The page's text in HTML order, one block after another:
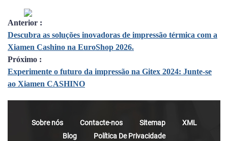
Anterior :
Descubra as soluções inovadoras de impressão térmica com a
Xiamen Cashino na EuroShop 2026.
Próximo :
Experimente o futuro da impressão na Gitex 2024: Junte-se
ao Xiamen CASHINO
Sobre nós Contacte-nos Sitemap
XML
Blog
Política De Privacidade